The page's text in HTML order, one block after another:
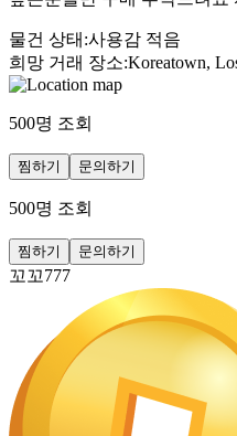
물건 상태 :사용감 적음
희망 거래 장소:Koreatown,
500명 조회
찜하기 문의하기
500명 조회
찜하기 문의하기
꼬꼬777